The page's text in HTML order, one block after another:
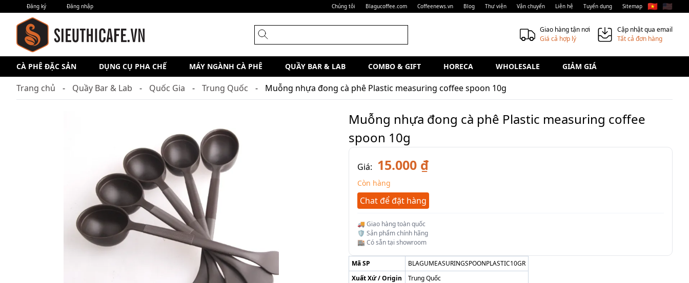
Đăng ký Đăng nhập Chúng tôi Blagucoffee.com Coffeenews.vn Blog Thư viện Vận chuyển Liên hệ Tuyển dụng Sitemap 🇻🇳 🇺🇸
Giao hàng tận nơi
Giá cả hợp lý
Cập nhật qua email
Tất cả đơn hàng
CÀ PHÊ ĐẶC SẢN DỤNG CỤ PHA CHẾ MÁY NGÀNH CÀ PHÊ QUẦY BAR & LAB COMBO & GIFT HORECA WHOLESALE GIẢM GIÁ
Trang chủ Quầy Bar & Lab Quốc Gia Trung Quốc Muỗng nhựa đong cà phê Plastic measuring coffee spoon 10g
Muỗng nhựa đong cà phê Plastic measuring coffee
spoon 10g
Giá: 15.000 ₫
Còn hàng
Chat để đặt hàng
🚚 Giao hàng toàn quốc
🛡️ Sản phẩm chính hãng
🏬 Có sẵn tại showroom
Mã SP
BLAGUMEASURINGSPOONPLASTIC10GR
Xuất Xứ / Origin
Trung Quốc